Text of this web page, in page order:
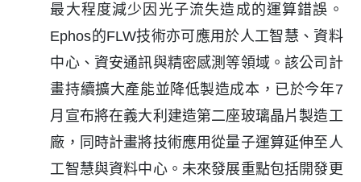
最大程度減少因光子流失造成的運算錯誤。
Ephos的FLW技術亦可應用於人工智慧、資料
中心、資安通訊與精密感測等領域。該公司計
畫持續擴大產能並降低製造成本，已於今年7
月宣布將在義大利建造第二座玻璃晶片製造工
廠，同時計畫將技術應用從量子運算延伸至人
工智慧與資料中心。未來發展重點包括開發更